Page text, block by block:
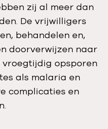
zij al meer dan
De vrijwilligers
behandelen en,
doorverwijzen naar
vroegtijdig opsporen
als malaria en
complicaties en